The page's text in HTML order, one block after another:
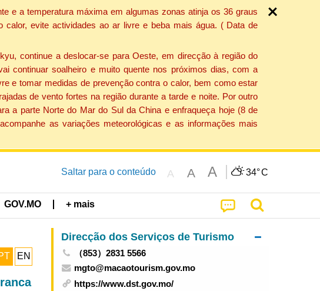
e a temperatura máxima em algumas zonas atinja os 36 graus
calor, evite actividades ao ar livre e beba mais água. ( Data de
continue a deslocar-se para Oeste, em direcção à região do
continuar soalheiro e muito quente nos próximos dias, com a
e tomar medidas de prevenção contra o calor, bem como estar
de vento fortes na região durante a tarde e noite. Por outro
a parte Norte do Mar do Sul da China e enfraqueça hoje (8 de
as variações meteorológicas e as informações mais
Saltar para o conteúdo A A A 34°C
GOV.MO + mais
EN
Direcção dos Serviços de Turismo
（853）2831 5566
mgto@macaotourism.gov.mo
https://www.dst.gov.mo/